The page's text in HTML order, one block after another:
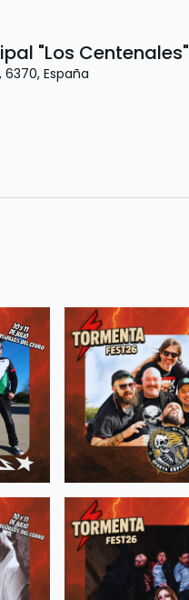
"Los Centenales"
, 6370, España